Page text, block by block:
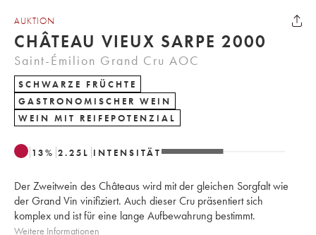
AUKTION
CHÂTEAU VIEUX SARPE 2000
Saint-Émilion Grand Cru AOC
SCHWARZE FRÜCHTE
GASTRONOMISCHER WEIN
WEIN MIT REIFEPOTENZIAL
13% 2.25 L INTENSITÄT
Der Zweitwein des Châteaus wird mit der gleichen Sorgfalt wie
der Grand Vin vinifiziert. Auch dieser Cru präsentiert sich
komplex und ist für eine lange Aufbewahrung bestimmt.
Weitere Informationen